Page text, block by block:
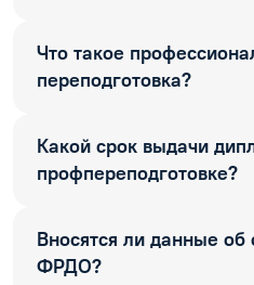
Что такое
переподготовка?
Какой срок выдачи
профпереподготовке?
Вносятся ли данные об
ФРДО?